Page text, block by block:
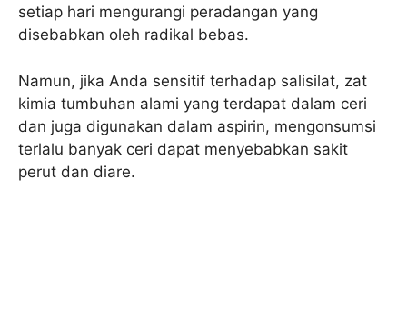
setiap hari mengurangi peradangan yang
disebabkan oleh radikal bebas.
Namun, jika Anda sensitif terhadap salisilat, zat
kimia tumbuhan alami yang terdapat dalam ceri
dan juga digunakan dalam aspirin, mengonsumsi
terlalu banyak ceri dapat menyebabkan sakit
perut dan diare.